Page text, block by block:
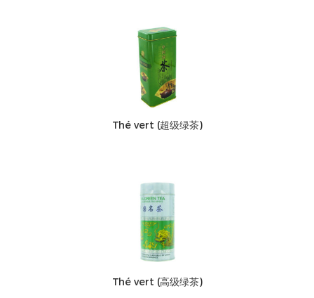
Thé vert (超级绿茶)
Thé vert (高级绿茶)